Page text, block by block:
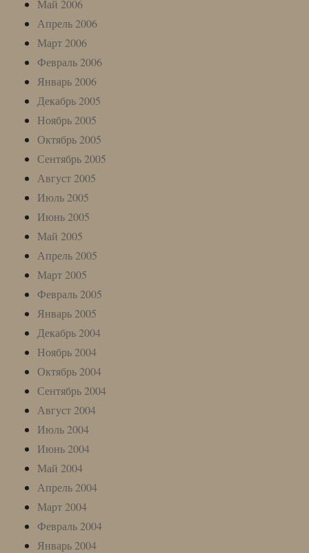
Май 2006
Апрель 2006
Март 2006
Февраль 2006
Январь 2006
Декабрь 2005
Ноябрь 2005
Октябрь 2005
Сентябрь 2005
Август 2005
Июль 2005
Июнь 2005
Май 2005
Апрель 2005
Март 2005
Февраль 2005
Январь 2005
Декабрь 2004
Ноябрь 2004
Октябрь 2004
Сентябрь 2004
Август 2004
Июль 2004
Июнь 2004
Май 2004
Апрель 2004
Март 2004
Февраль 2004
Январь 2004